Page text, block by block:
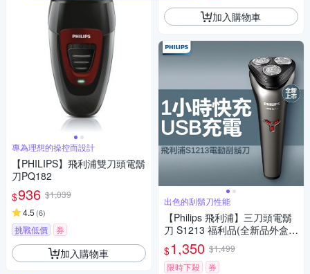
專為理想的操控而設計
【PHILIPS】飛利浦雙刀頭電鬍
刀PQ182
$936 $1,039
4.5 (6)
挑戰低價 券
加入購物車
加入購物車
出色的刮鬍刀性能
【Philips 飛利浦】三刀頭電鬍
刀 S1213 福利品(全新品外盒凹
損)
$1,350 $1,499
限時下殺
券